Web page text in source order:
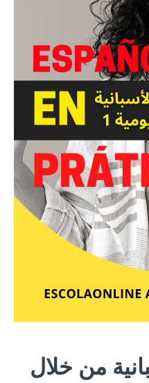
من خلال